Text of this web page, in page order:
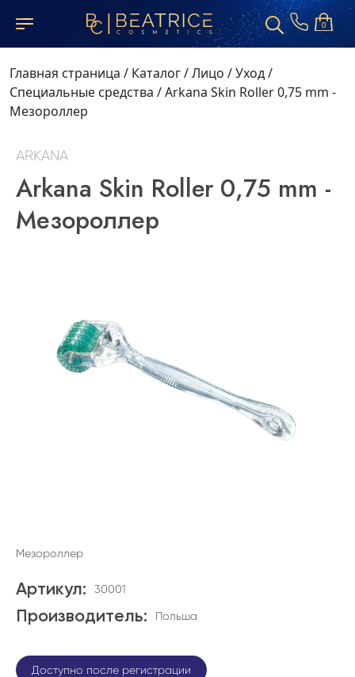
0
Главная страница / Каталог/Лицо /Уход/
Специальные средства /Arkana Skin Roller 0,75 mm -
Мезороллер
ARKANA
Arkana Skin Roller 0,75 mm -
Мезороллер
Мезороллер
Артикул: 30001
Производитель: Польша
Доступно после регистрации